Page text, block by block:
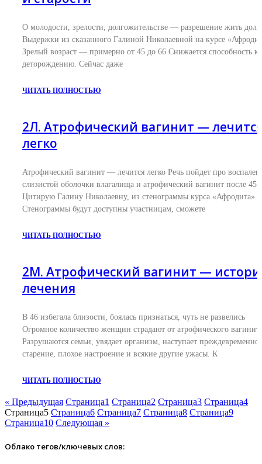
О молодости, зрелости, долгожительстве — разрешение жить
Выдержки из сказанного Галиной Николаевной на курсе
Зрелый возраст — примерно от 45 до 66 Снижается способность к
деторождению. Сейчас даже
ЧИТАТЬ ПОЛНОСТЬЮ
2Л. Атрофический вагинит —
легко
Атрофический вагинит — лечится легко Речь пойдет про
слизистой оболочки влагалища и атрофический вагинит после 45
Цитирую Галину Николаевну, из стенограммы курса «Афродита».
Стенограммы будут доступны участницам, сможете
ЧИТАТЬ ПОЛНОСТЬЮ
2М. Атрофический вагинит —
лечения
В 46 избегала близости, боялась признаться, чуть не развелись
Огромное количество женщин страдают от атрофического
Разрушаются семьи, увядает организм, наступает преждевременное
старение, плохое настроение и всякие другие ужасы. К
ЧИТАТЬ ПОЛНОСТЬЮ
« Предыдущая Страница1 Страница2 Страница3 Страница4
Страница5 Страница6 Страница7 Страница8 Страница9
Страница10 Следующая »
Облако тегов/ключевых слов: